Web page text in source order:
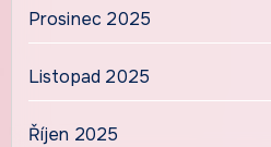
Prosinec 2025
Listopad 2025
Říjen 2025